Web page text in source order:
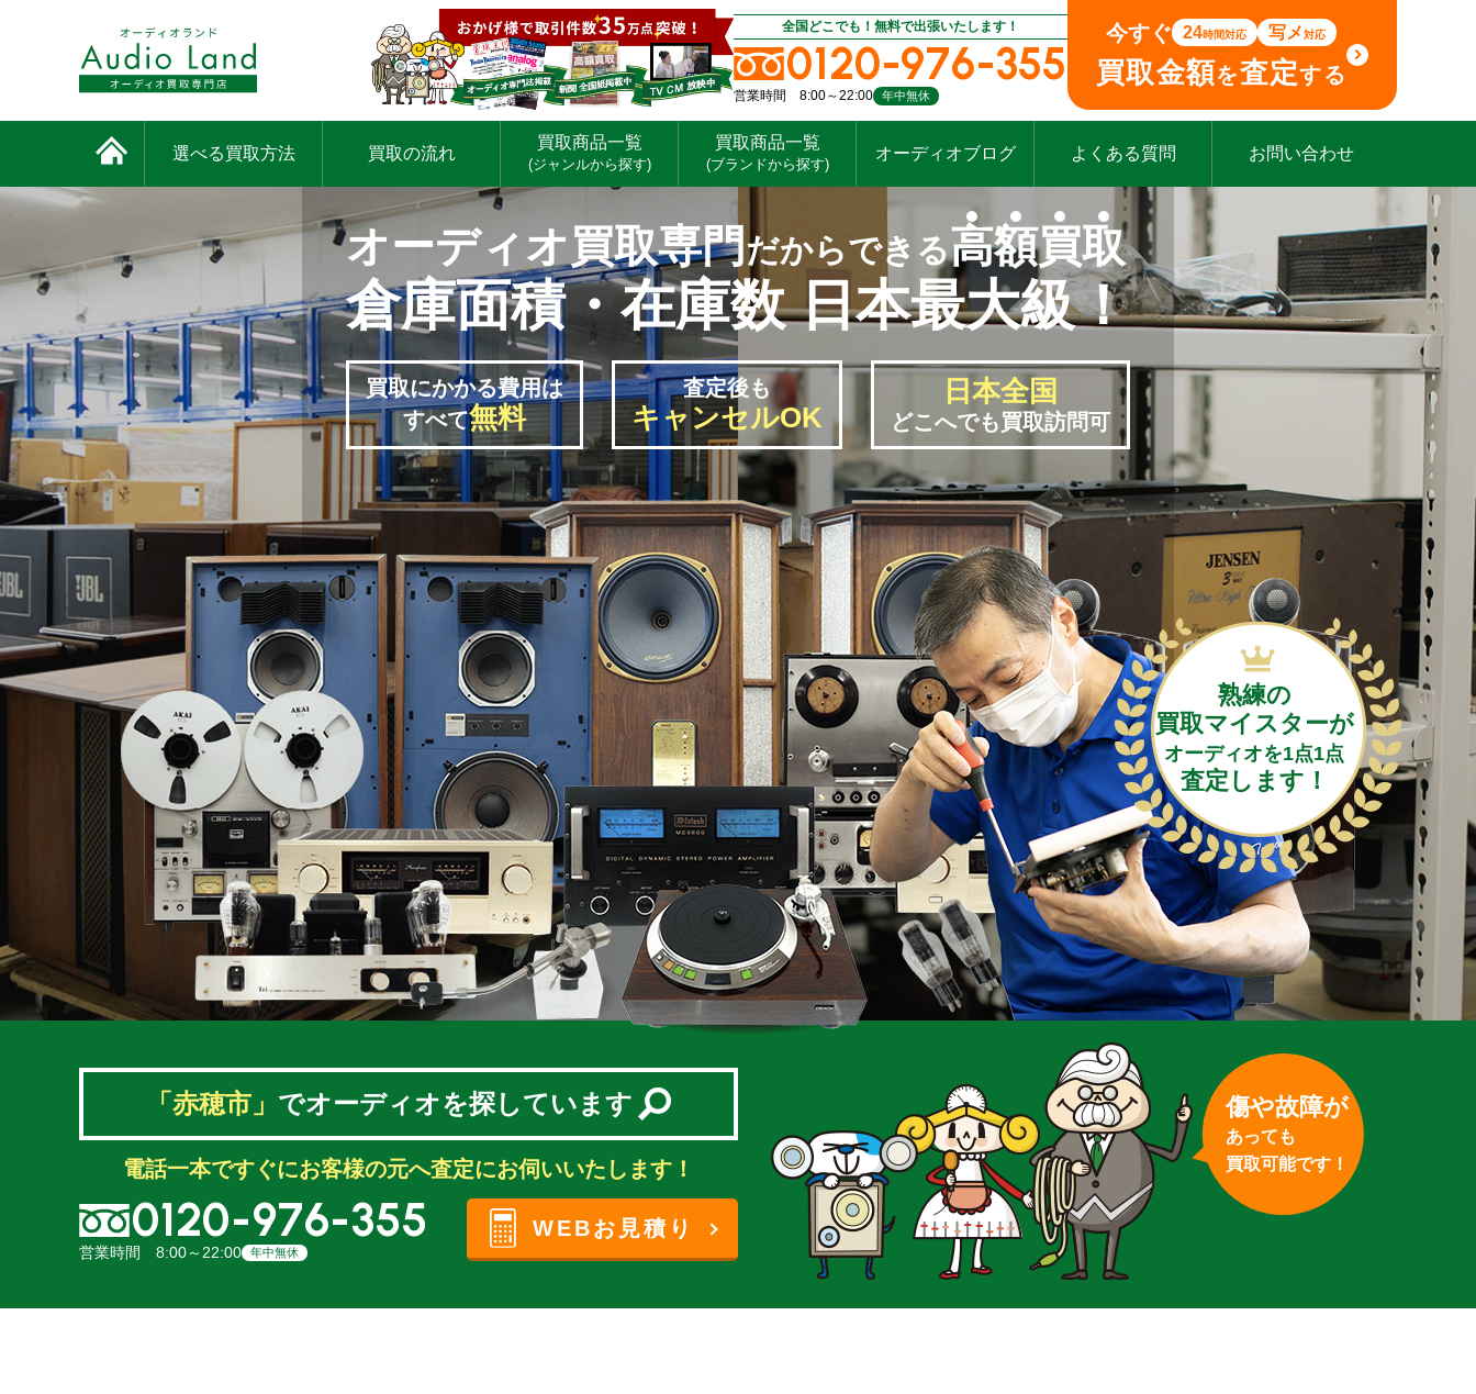
全国どこでも！無料で出張いたします！
0120-976-355
営業時間 8:00～22:00 年中無休
今すぐ 24時間対応 写メ対応
買取金額を査定する
選べる買取方法 買取の流れ
買取商品一覧
(ジャンルから探す)
買取商品一覧
(ブランドから探す)
オーディオブログ よくある質問 お問い合わせ
オーディオ買取専門 だからできる高額買取
倉庫面積・在庫数 日本最大級！
買取にかかる費用は
すべて無料
査定後も
キャンセルOK
日本全国
どこへでも買取訪問可
熟練の
買取マイスターが
オーディオを1点1点
査定します！
「赤穂市」 でオーディオを探しています
電話一本ですぐにお客様の元へ査定にお伺いいたします！
0120-976-355
営業時間 8:00～22:00 年中無休
WEBお見積り
傷や故障が
あっても
買取可能です！